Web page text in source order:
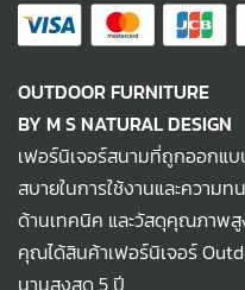
OUTDOOR FURNITURE
BY M S NATURAL DESIGN
เฟอร์นิเจอร์สนามที่ถูกออกแบ
สบายในการใช้งานและความ
ด้านเทคนิค และวัสดุคุณภาพสู
คุณได้สินค้าเฟอร์นิเจอร์